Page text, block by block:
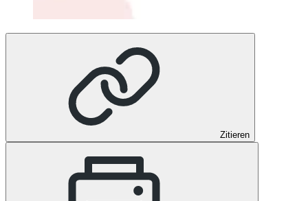
Zitieren